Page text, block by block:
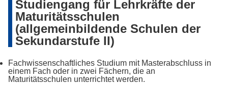
Studiengang für Lehrkräfte der
Maturitätsschulen
(allgemeinbildende Schulen der
Sekundarstufe II)
Fachwissenschaftliches Studium mit Masterabschluss in
einem Fach oder in zwei Fächern, die an
Maturitätsschulen unterrichtet werden.